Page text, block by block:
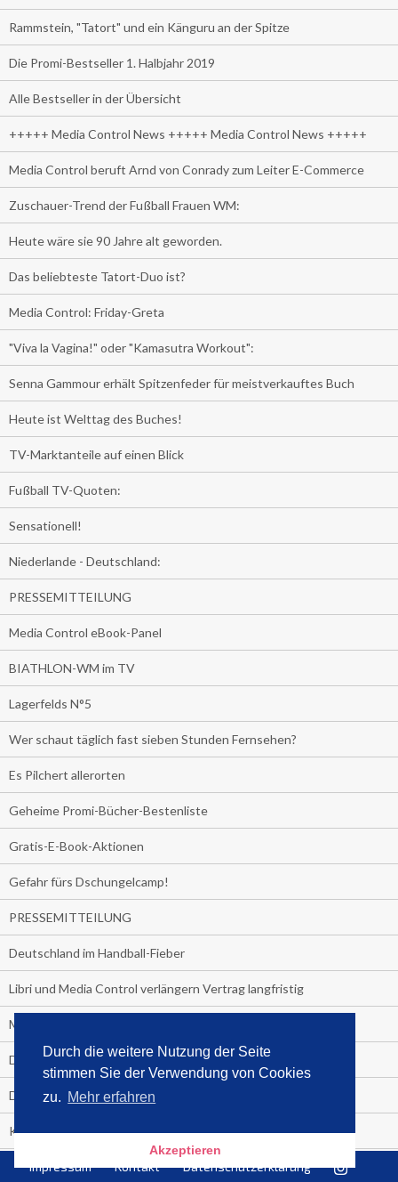
Durch die weitere Nutzung der Seite
stimmen Sie der Verwendung von Cookies
zu. Mehr erfahren
Akzeptieren
Rammstein, "Tatort" und ein Känguru an der Spitze
Die Promi-Bestseller 1. Halbjahr 2019
Alle Bestseller in der Übersicht
+++++ Media Control News +++++ Media Control News +++++
Media Control beruft Arnd von Conrady zum Leiter E-Commerce
Zuschauer-Trend der Fußball Frauen WM:
Heute wäre sie 90 Jahre alt geworden.
Das beliebteste Tatort-Duo ist?
Media Control: Friday-Greta
"Viva la Vagina!" oder "Kamasutra Workout":
Senna Gammour erhält Spitzenfeder für meistverkauftes Buch
Heute ist Welttag des Buches!
TV-Marktanteile auf einen Blick
Fußball TV-Quoten:
Sensationell!
Niederlande - Deutschland:
PRESSEMITTEILUNG
Media Control eBook-Panel
BIATHLON-WM im TV
Lagerfelds N°5
Wer schaut täglich fast sieben Stunden Fernsehen?
Es Pilchert allerorten
Geheime Promi-Bücher-Bestenliste
Gratis-E-Book-Aktionen
Gefahr fürs Dschungelcamp!
PRESSEMITTEILUNG
Deutschland im Handball-Fieber
Libri und Media Control verlängern Vertrag langfristig
Medienquiz:
Deutschlands Jahrescharts 2018
Die TV-Quotenkönige 2018
KNV und Media Control verlängern vorzeitig Zusammenarbeit
STRENG VERTRAULICH
Impressum Kontakt Datenschutzerklärung